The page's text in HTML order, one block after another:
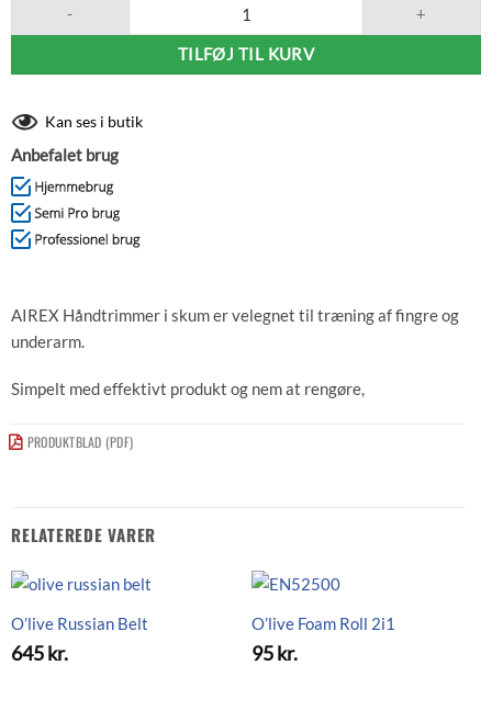
TILFØJ TIL KURV
Kan ses i butik
Anbefalet brug
AIREX Håndtrimmer i skum er velegnet til træning af fingre og
underarm.
Simpelt med effektivt produkt og nem at rengøre,
PRODUKTBLAD (PDF)
RELATEREDE VARER
O’live Russian Belt
645kr.
O’live Foam Roll 2i1
95kr.